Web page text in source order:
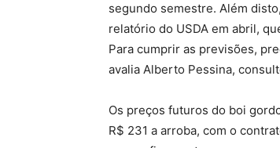
segundo semestre. Além
relatório do USDA em abril,
Para cumprir as previsões,
avalia Alberto Pessina,
Os preços futuros do boi
R$ 231 a arroba, com o